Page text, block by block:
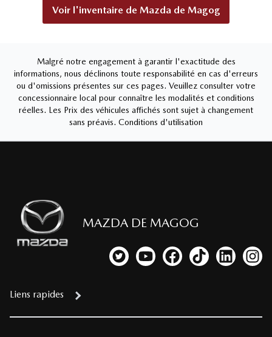
Voir l'inventaire de Mazda de Magog
Malgré notre engagement à garantir l'exactitude des
informations, nous déclinons toute responsabilité en cas d'erreurs
ou d'omissions présentes sur ces pages. Veuillez consulter votre
concessionnaire local pour connaître les modalités et conditions
réelles. Les Prix des véhicules affichés sont sujet à changement
sans préavis. Conditions d'utilisation
MAZDA DE MAGOG
Lien vers notre compte Twitter
Lien vers notre chaîne
Lien vers notre page
Lien vers notre
Lien vers
Lien
Liens rapides